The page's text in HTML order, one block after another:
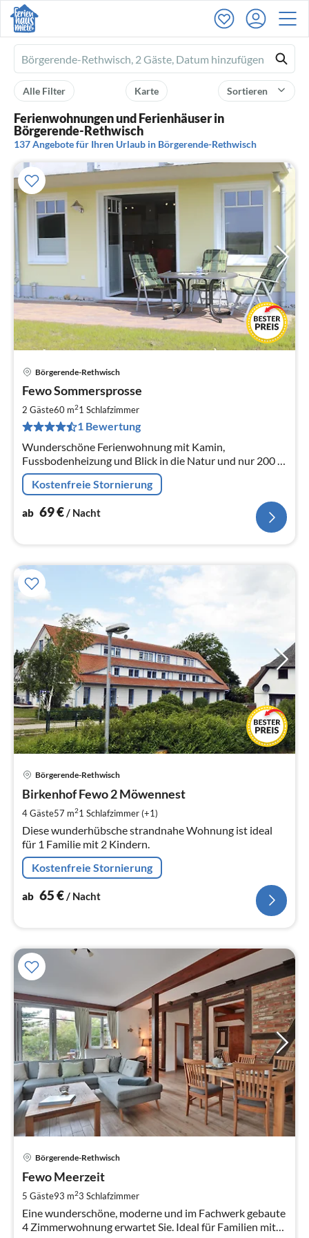
Ferienhausmiete
logo
Sortieren
Karte
Alle Filter
Ferienwohnungen und Ferienhäuser in
Börgerende-Rethwisch
137 Angebote für Ihren Urlaub in Börgerende-Rethwisch
Börgerende-Rethwisch
Fewo Sommersprosse
2 Gäste60 m21 Schlafzimmer
1 Bewertung
Wunderschöne Ferienwohnung mit Kamin,
Fussbodenheizung und Blick in die Natur und nur 200 m
bis zur Ostsee
Kostenfreie Stornierung
ab 69€/ Nacht
Börgerende-Rethwisch
Birkenhof Fewo 2 Möwennest
4 Gäste57 m21 Schlafzimmer (+1)
Diese wunderhübsche strandnahe Wohnung ist ideal
für 1 Familie mit 2 Kindern.
Kostenfreie Stornierung
ab 65€/ Nacht
Börgerende-Rethwisch
Fewo Meerzeit
5 Gäste93 m23 Schlafzimmer
Eine wunderschöne, moderne und im Fachwerk gebaute
4 Zimmerwohnung erwartet Sie. Ideal für Familien mit